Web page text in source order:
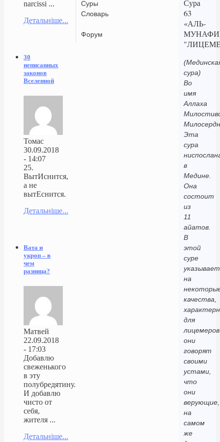
Суры
Словарь
Форум
Сура
63
«АЛЬ-
сура)
Во
имя
Аллаха
Эта
сура
в
Медине.
Она
состоит
из
11
айатов.
В
этой
суре
на
качества,
для
они
говорят
своими
устами,
что
они
верующие,
на
самом
же
narcissi ...
Детальніше...
30
неписанных
законов
Вселенной
Томас
30.09.2018
- 14:07
25.
ВытИснится,
а не
вытЕснится.
Детальніше...
Вата и
укроп – в
чем
разница?
Матвей
22.09.2018
- 17:03
Добавлю
свеженького
в эту
полубредятину.
И добавлю
чисто от
себя,
жителя ...
Детальніше...